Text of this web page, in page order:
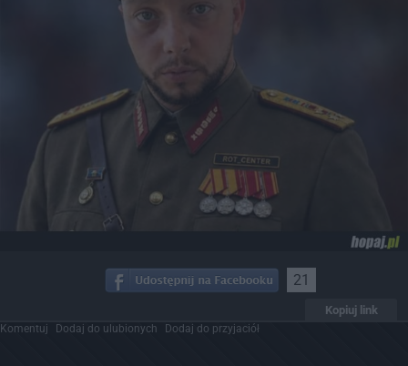
21
Kopiuj link
Komentuj Dodaj do ulubionych Dodaj do przyjaciół